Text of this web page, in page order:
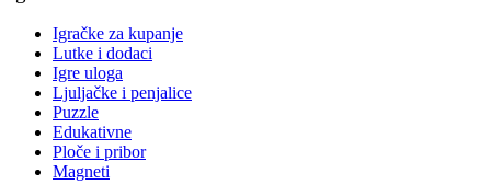
Igračke za kupanje
Lutke i dodaci
Igre uloga
Ljuljačke i penjalice
Puzzle
Edukativne
Ploče i pribor
Magneti